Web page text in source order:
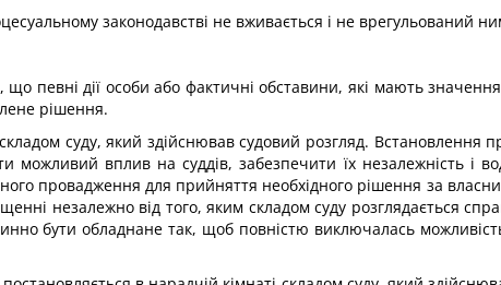
законодавстві не вживається і не врегульований
що певні дії особи або фактичні обставини, які мають
рішення.
суду, який здійснював судовий розгляд.
можливий вплив на суддів, забезпечити їх незалежність і
провадження для прийняття необхідного рішення за
незалежно від того, яким складом суду розглядається
бути обладнане так, щоб повністю виключалась